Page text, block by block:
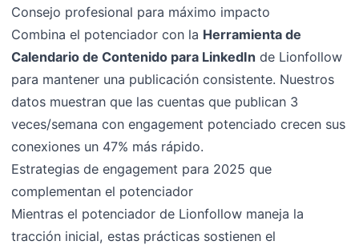
Consejo profesional para máximo impacto
Combina el potenciador con la Herramienta de
Calendario de Contenido para LinkedIn de Lionfollow
para mantener una publicación consistente. Nuestros
datos muestran que las cuentas que publican 3
veces/semana con engagement potenciado crecen sus
conexiones un 47% más rápido.
Estrategias de engagement para 2025 que
complementan el potenciador
Mientras el potenciador de Lionfollow maneja la
tracción inicial, estas prácticas sostienen el